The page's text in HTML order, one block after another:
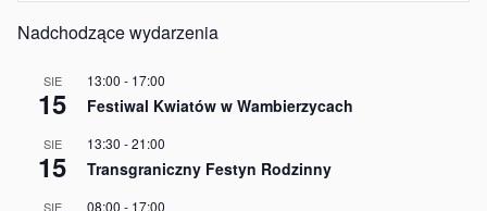
Nadchodzące wydarzenia
SIE
15
13:00 - 17:00
Festiwal Kwiatów w Wambierzycach
SIE
15
13:30 -21:00
Transgraniczny Festyn Rodzinny
SIE 08:00 - 17:00